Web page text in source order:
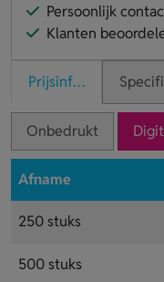
Persoonlijk
Klanten
Prijsinformatie
Onbedrukt
Afname
250 stuks
500 stuks